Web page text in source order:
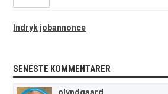
Indryk jobannonce
SENESTE KOMMENTARER